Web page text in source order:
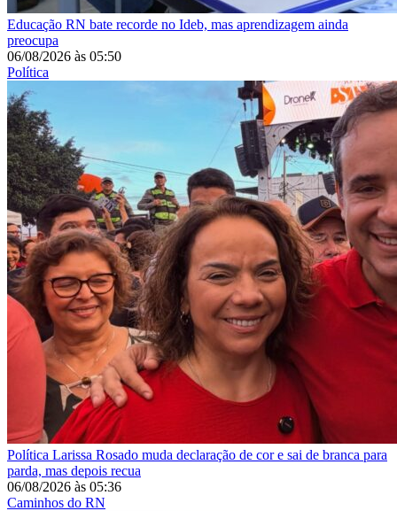
Educação RN bate recorde no Ideb, mas aprendizagem ainda
preocupa
06/08/2026 às 05:50
Política
Política Larissa Rosado muda declaração de cor e sai de branca para
parda, mas depois recua
06/08/2026 às 05:36
Caminhos do RN